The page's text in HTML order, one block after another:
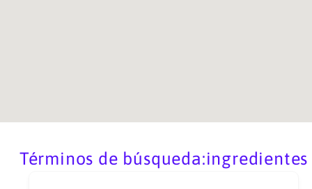
Términos de búsqueda:ingredientes